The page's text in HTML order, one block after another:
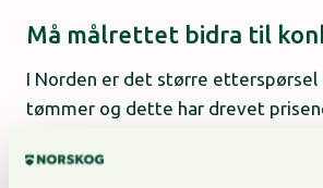
Må målrettet bidra til
I Norden er det større etterspørsel
tømmer og dette har drevet
tømmeret selges til utlandet.